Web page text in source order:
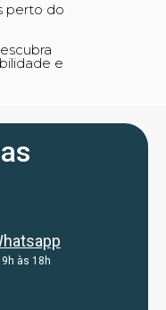
perto do
e
às 18h